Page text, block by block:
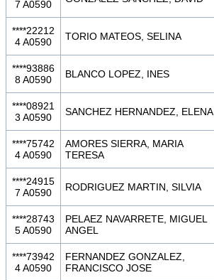
7 A0590
****22212
4 A0590
TORIO MATEOS, SELINA
****93886
8 A0590
BLANCO LOPEZ, INES
****08921
3 A0590
SANCHEZ HERNANDEZ, ELENA
****75742
4 A0590
AMORES SIERRA, MARIA
TERESA
****24915
7 A0590
RODRIGUEZ MARTIN, SILVIA
****28743
5 A0590
PELAEZ NAVARRETE, MIGUEL
ANGEL
****73942
4 A0590
FERNANDEZ GONZALEZ,
FRANCISCO JOSE